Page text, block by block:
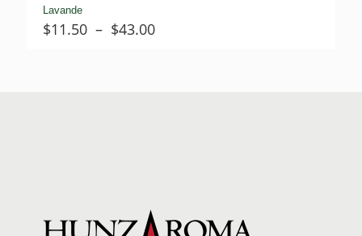
Lavande
$11.50 – $43.00Plage